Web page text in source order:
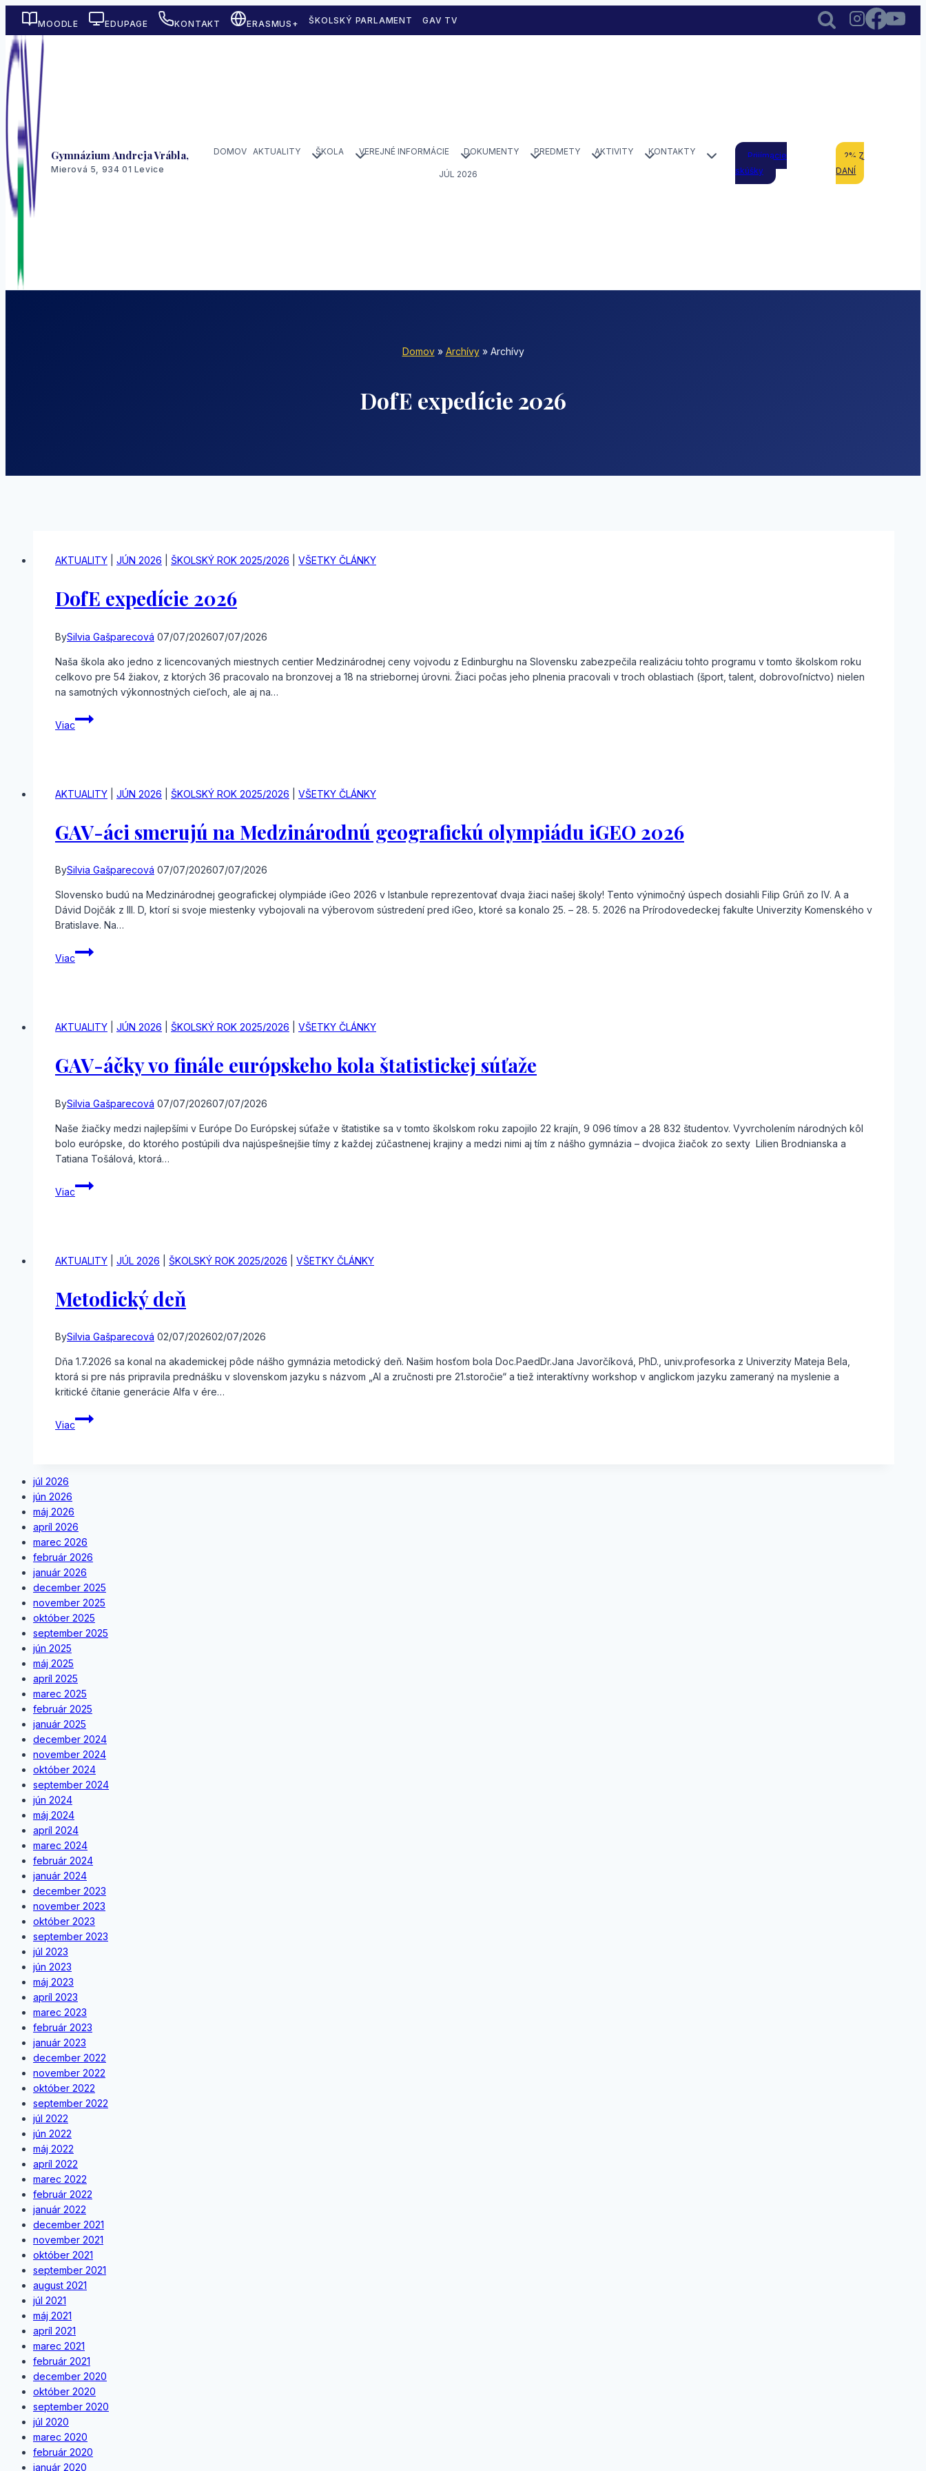
Skip
content
MOODLE EDUPAGE KONTAKT ERASMUS+ ŠKOLSKÝ PARLAMENT GAV TV
Gymnázium Andreja Vrábla,
Mierová 5, 934 01 Levice
DOMOV AKTUALITY ŠKOLA VEREJNÉ INFORMÁCIE DOKUMENTY PREDMETY AKTIVITY KONTAKTY
JÚL 2026
Prijímacie
skúšky
2% Z
DANÍ
Domov» Archívy» Archívy
DofE expedície 2026
AKTUALITY JÚN 2026 ŠKOLSKÝ ROK 2025/2026 VŠETKY ČLÁNKY
DofE expedície 2026
BySilvia Gašparecová 07/07/202607/07/2026
Naša škola ako jedno z licencovaných miestnych centier Medzinárodnej ceny vojvodu z Edinburghu na Slovensku zabezpečila realizáciu tohto programu v tomto školskom roku
celkovo pre 54 žiakov, z ktorých 36 pracovalo na bronzovej a 18 na striebornej úrovni. Žiaci počas jeho plnenia pracovali v troch oblastiach (šport, talent, dobrovoľníctvo) nielen
na samotných výkonnostných cieľoch, ale aj na…
Viac
DofE
expedície
AKTUALITY JÚN 2026 ŠKOLSKÝ ROK 2025/2026 VŠETKY ČLÁNKY
GAV-áci smerujú na Medzinárodnú geografickú olympiádu iGEO 2026
BySilvia Gašparecová 07/07/202607/07/2026
Slovensko budú na Medzinárodnej geografickej olympiáde iGeo 2026 v Istanbule reprezentovať dvaja žiaci našej školy! Tento výnimočný úspech dosiahli Filip Grúň zo IV. A a
Dávid Dojčák z III. D, ktorí si svoje miestenky vybojovali na výberovom sústredení pred iGeo, ktoré sa konalo 25. – 28. 5. 2026 na Prírodovedeckej fakulte Univerzity Komenského v
Bratislave. Na…
Viac
GAV-
áci
geografickú
2026
AKTUALITY JÚN 2026 ŠKOLSKÝ ROK 2025/2026 VŠETKY ČLÁNKY
GAV-áčky vo finále európskeho kola štatistickej súťaže
BySilvia Gašparecová 07/07/202607/07/2026
Naše žiačky medzi najlepšími v Európe Do Európskej súťaže v štatistike sa v tomto školskom roku zapojilo 22 krajín, 9 096 tímov a 28 832 študentov. Vyvrcholením národných kôl
bolo európske, do ktorého postúpili dva najúspešnejšie tímy z každej zúčastnenej krajiny a medzi nimi aj tím z nášho gymnázia – dvojica žiačok zo sexty Lilien Brodnianska a
Tatiana Tošálová, ktorá…
Viac
GAV-
áčky
kola
AKTUALITY JÚL 2026 ŠKOLSKÝ ROK 2025/2026 VŠETKY ČLÁNKY
Metodický deň
BySilvia Gašparecová 02/07/202602/07/2026
Dňa 1.7.2026 sa konal na akademickej pôde nášho gymnázia metodický deň. Našim hosťom bola Doc.PaedDr.Jana Javorčíková, PhD., univ.profesorka z Univerzity Mateja Bela,
ktorá si pre nás pripravila prednášku v slovenskom jazyku s názvom „AI a zručnosti pre 21.storočie“ a tiež interaktívny workshop v anglickom jazyku zameraný na myslenie a
kritické čítanie generácie Alfa v ére…
Viac
Metodický
deň
júl 2026
jún 2026
máj 2026
apríl 2026
marec 2026
február 2026
január 2026
december 2025
november 2025
október 2025
september 2025
jún 2025
máj 2025
apríl 2025
marec 2025
február 2025
január 2025
december 2024
november 2024
október 2024
september 2024
jún 2024
máj 2024
apríl 2024
marec 2024
február 2024
január 2024
december 2023
november 2023
október 2023
september 2023
júl 2023
jún 2023
máj 2023
apríl 2023
marec 2023
február 2023
január 2023
december 2022
november 2022
október 2022
september 2022
júl 2022
jún 2022
máj 2022
apríl 2022
marec 2022
február 2022
január 2022
december 2021
november 2021
október 2021
september 2021
august 2021
júl 2021
máj 2021
apríl 2021
marec 2021
február 2021
december 2020
október 2020
september 2020
júl 2020
marec 2020
február 2020
január 2020